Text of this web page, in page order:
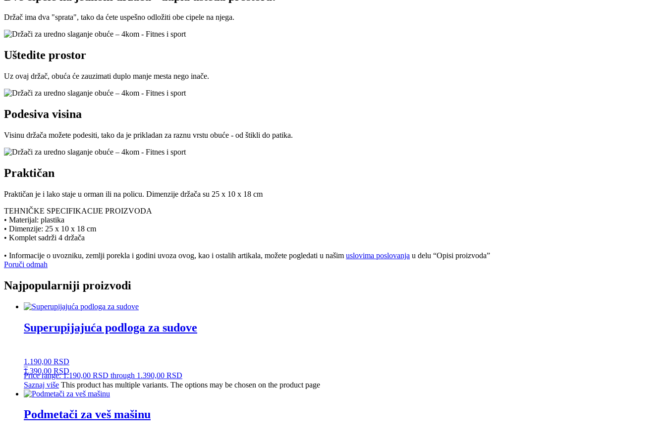
Držač ima dva "sprata", tako da ćete uspešno odložiti obe cipele na njega.
Uštedite prostor
Uz ovaj držač, obuća će zauzimati duplo manje mesta nego inače.
Podesiva visina
Visinu držača možete podesiti, tako da je prikladan za raznu vrstu obuće - od štikli do patika.
Praktičan
Praktičan je i lako staje u orman ili na policu. Dimenzije držača su 25 x 10 x 18 cm
TEHNIČKE SPECIFIKACIJE PROIZVODA
• Materijal: plastika
• Dimenzije: 25 x 10 x 18 cm
• Komplet sadrži 4 držača
• Informacije o uvozniku, zemlji porekla i godini uvoza ovog, kao i ostalih artikala, možete pogledati u našim uslovima poslovanja u delu “Opisi proizvoda”
Poruči odmah
Najpopularniji proizvodi
Superupijajuća podloga za sudove
1.190,00 RSD
–
1.390,00 RSD
Price range: 1.190,00 RSD through 1.390,00 RSD
Saznaj više This product has multiple variants. The options may be chosen on the product page
Podmetači za veš mašinu